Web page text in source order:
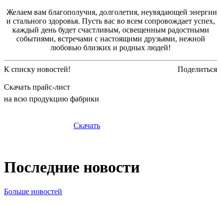
Желаем вам благополучия, долголетия, неувядающей энергии
и стального здоровья. Пусть вас во всем сопровождает успех,
каждый день будет счастливым, освещенным радостными
событиями, встречами с настоящими друзьями, нежной
любовью близких и родных людей!
К списку новостей! Поделиться
Скачать прайс-лист
на всю продукцию фабрики
Скачать
Последние новости
Больше новостей